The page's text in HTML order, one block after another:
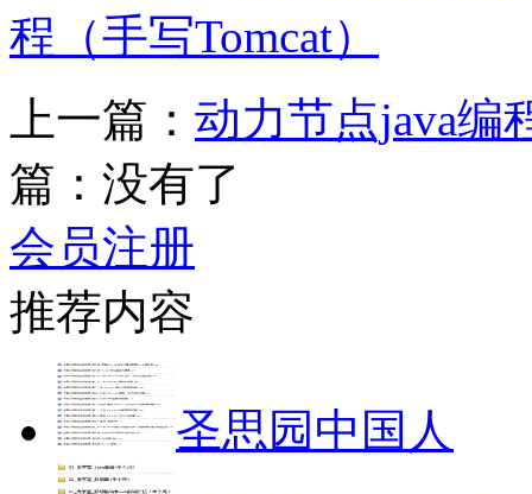
程（手写Tomcat）
上一篇： 动力节点java编
篇：没有了
会员注册
推荐内容
圣思园中国人